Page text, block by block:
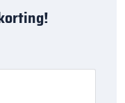
van de beste prijs in
snelle levering kun je
tuinproject. Bestel